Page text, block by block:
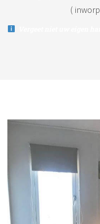
( inworp 5